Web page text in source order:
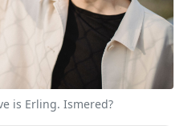
is Erling. Ismered?